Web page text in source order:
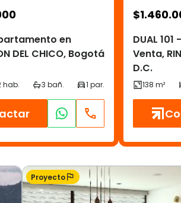
en
DEL CHICO, Bogotá
$
DUAL
Venta,
D.C.
Proyecto